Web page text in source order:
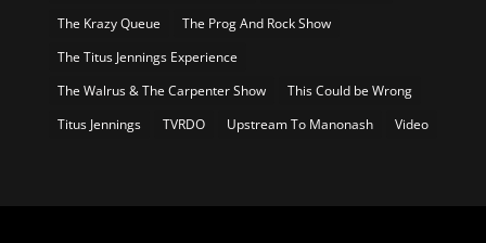
The Krazy Queue
The Prog And Rock Show
The Titus Jennings Experience
The Walrus & The Carpenter Show
This Could be Wrong
Titus Jennings
TVRDO Upstream To Manonash Video